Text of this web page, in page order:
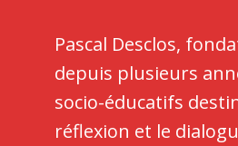
Pascal Desclos,
depuis plusieurs
socio-éducatifs
réflexion et le